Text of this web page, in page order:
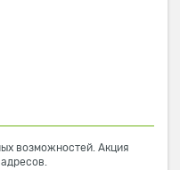
возможностей. Акция